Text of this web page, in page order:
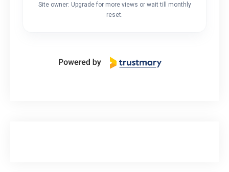
Site owner: Upgrade for more views or wait till monthly
reset.